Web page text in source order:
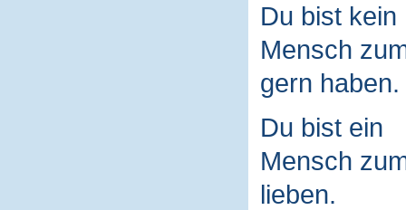
Du bist kein
Mensch
gern haben.
Du bist ein
Mensch
lieben.